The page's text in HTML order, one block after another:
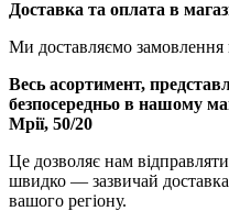
Доставка та оплата в
Ми доставляємо замовлення
Весь асортимент,
безпосередньо в нашому
Мрії, 50/20
Це дозволяє нам
швидко — зазвичай
вашого регіону.